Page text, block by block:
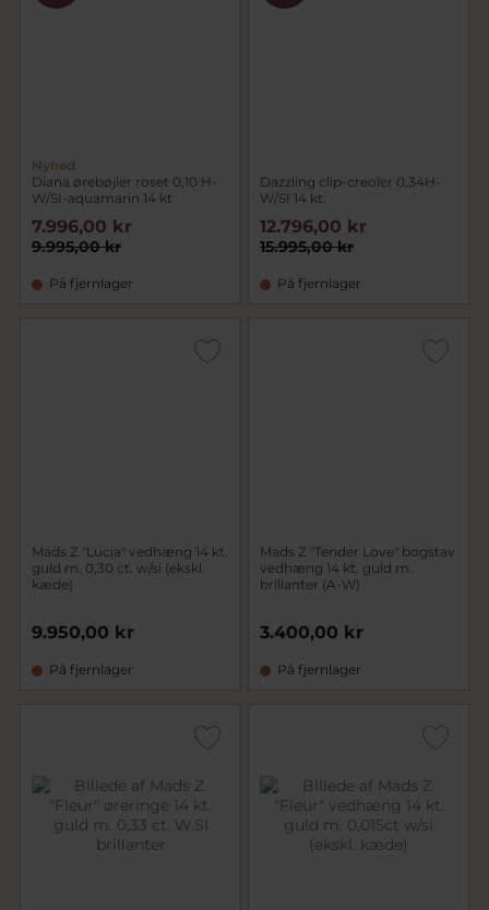
Nyhed
Diana ørebøjler roset 0,10 H-
W/SI-aquamarin 14 kt
9.995,00 kr
7.996,00 kr
På fjernlager
Dazzling clip-creoler 0,34H-
W/SI 14 kt.
15.995,00 kr
12.796,00 kr
På fjernlager
Mads Z "Lucia" vedhæng 14 kt.
guld m. 0,30 ct. w/si (ekskl.
kæde)
9.950,00 kr
På fjernlager
Mads Z "Tender Love" bogstav
vedhæng 14 kt. guld m.
brillanter (A-W)
3.400,00 kr
På fjernlager